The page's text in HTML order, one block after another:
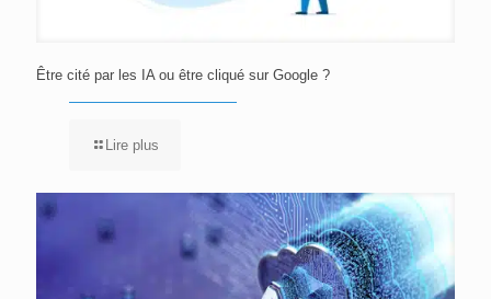
Être cité par les IA ou être cliqué sur Google ?
Lire plus